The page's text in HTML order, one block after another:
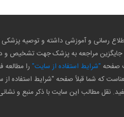
رسانی و آموزشی داشته و توصیه
را جایگزین مراجعه به پزشک جهت تشخیص
صفحه "شرایط استفاده از سایت" را مطالعه
که شما قبلاً صفحه "شرایط استفاده از
نقل مطالب این سایت با ذکر منبع و